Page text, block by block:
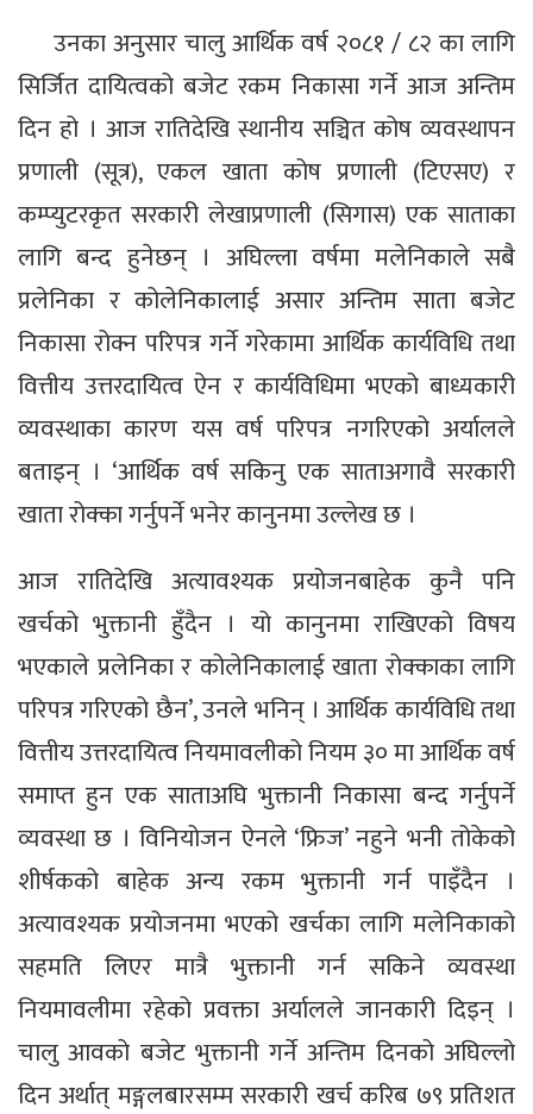
उनका अनुसार चालु आर्थिक वर्ष २०८१ / ८२ का लागि
सिर्जित दायित्वको बजेट रकम निकासा गर्ने आज अन्तिम
दिन हो । आज रातिदेखि स्थानीय सञ्चित कोष व्यवस्थापन
प्रणाली (सूत्र), एकल खाता कोष प्रणाली (टिएसए) र
कम्प्युटरकृत सरकारी लेखाप्रणाली (सिगास) एक साताका
लागि बन्द हुनेछन् । अघिल्ला वर्षमा मलेनिकाले सबै
प्रलेनिका र कोलेनिकालाई असार अन्तिम साता बजेट
निकासा रोक्न परिपत्र गर्ने गरेकामा आर्थिक कार्यविधि तथा
वित्तीय उत्तरदायित्व ऐन र कार्यविधिमा भएको बाध्यकारी
व्यवस्थाका कारण यस वर्ष परिपत्र नगरिएको अर्यालले
बताइन् । ‘आर्थिक वर्ष सकिनु एक साताअगावै सरकारी
खाता रोक्का गर्नुपर्ने भनेर कानुनमा उल्लेख छ ।
आज रातिदेखि अत्यावश्यक प्रयोजनबाहेक कुनै पनि
खर्चको भुक्तानी हुँदैन । यो कानुनमा राखिएको विषय
भएकाले प्रलेनिका र कोलेनिकालाई खाता रोक्काका लागि
परिपत्र गरिएको छैन’, उनले भनिन् । आर्थिक कार्यविधि तथा
वित्तीय उत्तरदायित्व नियमावलीको नियम ३० मा आर्थिक वर्ष
समाप्त हुन एक साताअघि भुक्तानी निकासा बन्द गर्नुपर्ने
व्यवस्था छ । विनियोजन ऐनले ‘फ्रिज’ नहुने भनी तोकेको
शीर्षकको बाहेक अन्य रकम भुक्तानी गर्न पाइँदैन ।
अत्यावश्यक प्रयोजनमा भएको खर्चका लागि मलेनिकाको
सहमति लिएर मात्रै भुक्तानी गर्न सकिने व्यवस्था
नियमावलीमा रहेको प्रवक्ता अर्यालले जानकारी दिइन् ।
चालु आवको बजेट भुक्तानी गर्ने अन्तिम दिनको अघिल्लो
दिन अर्थात् मङ्गलबारसम्म सरकारी खर्च करिब ७९ प्रतिशत